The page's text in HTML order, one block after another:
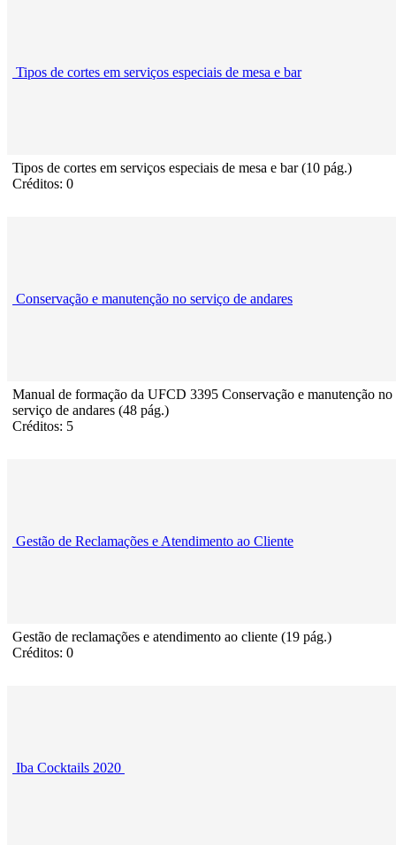
Tipos de cortes em serviços especiais de mesa e bar
Tipos de cortes em serviços especiais de mesa e bar (10 pág.)
Créditos: 0
Conservação e manutenção no serviço de andares
Manual de formação da UFCD 3395 Conservação e manutenção no
serviço de andares (48 pág.)
Créditos: 5
Gestão de Reclamações e Atendimento ao Cliente
Gestão de reclamações e atendimento ao cliente (19 pág.)
Créditos: 0
Iba Cocktails 2020